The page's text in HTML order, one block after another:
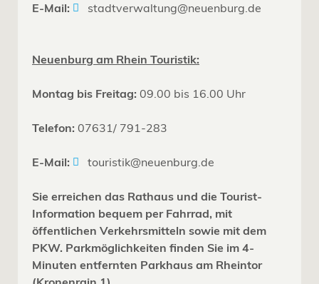
E-Mail: stadtverwaltung@neuenburg.de
Neuenburg am Rhein Touristik:
Montag bis Freitag: 09.00 bis 16.00 Uhr
Telefon: 07631/ 791-283
E-Mail: touristik@neuenburg.de
Sie erreichen das Rathaus und die Tourist-
Information bequem per Fahrrad, mit
öffentlichen Verkehrsmitteln sowie mit dem
PKW. Parkmöglichkeiten finden Sie im 4-
Minuten entfernten Parkhaus am Rheintor